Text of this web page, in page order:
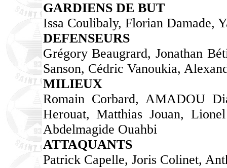
GARDIENS DE BUT
Issa Coulibaly, Florian Damade,
DEFENSEURS
Grégory Beaugrard, Jonathan
Sanson, Cédric Vanoukia,
MILIEUX
Romain Corbard, AMADOU
Herouat, Matthias Jouan,
Abdelmagide Ouahbi
ATTAQUANTS
Patrick Capelle, Joris Colinet,